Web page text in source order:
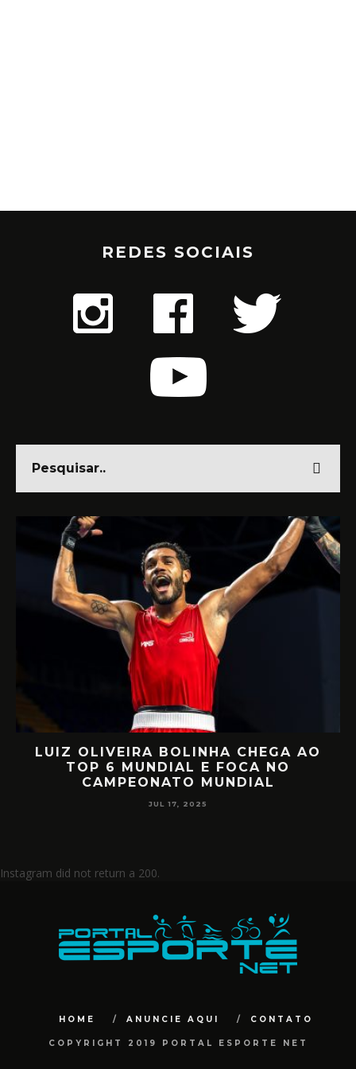
REDES SOCIAIS
AO
RETORNO EM ALTO NÍVEL: RAFA
MIILLER E PATTY DIAZ DE VOLTA
CIRCUITO MUNDIAL
JUL 17, 2025
Instagram did not return a 200.
HOME ANUNCIE AQUI CONTATO
COPYRIGHT 2019 PORTAL ESPORTE NET